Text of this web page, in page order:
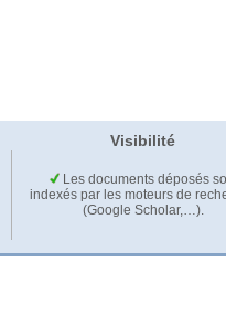
Visibilité
Les documents déposés
indexés par les moteurs de
(Google Scholar,…).